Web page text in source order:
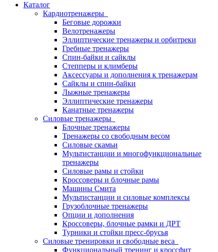
Каталог
Кардиотренажеры
Беговые дорожки
Велотренажеры
Эллиптические тренажеры и орбитреки
Гребные тренажеры
Спин-байки и сайклы
Степперы и климберы
Аксессуары и дополнения к тренажерам
Сайклы и спин-байки
Лыжные тренажеры
Эллиптические тренажеры
Канатные тренажеры
Силовые тренажеры
Блочные тренажеры
Тренажеры со свободным весом
Силовые скамьи
Мультистанции и многофункциональные
тренажеры
Силовые рамы и стойки
Кроссоверы и блочные рамы
Машины Смита
Мультистанции и силовые комплексы
Грузоблочные тренажеры
Опции и дополнения
Кроссоверы, блочные рамки и ДРТ
Турники и стойки пресс-брусья
Силовые тренировки и свободные веса
Функциональный тренинг и кроссфит